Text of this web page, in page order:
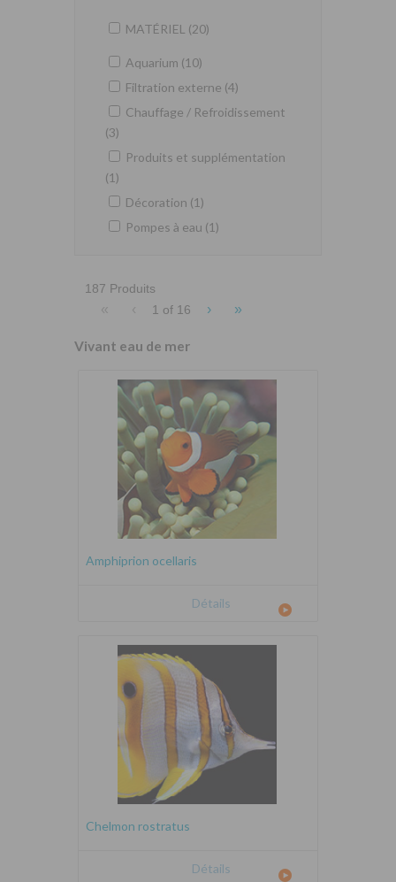
MATÉRIEL (20)
Aquarium (10)
Filtration externe (4)
Chauffage / Refroidissement
(3)
Produits et supplémentation
(1)
Décoration (1)
Pompes à eau (1)
187 Produits
« ‹ 1 of 16 › »
Vivant eau de mer
Amphiprion ocellaris
Détails
Chelmon rostratus
Détails